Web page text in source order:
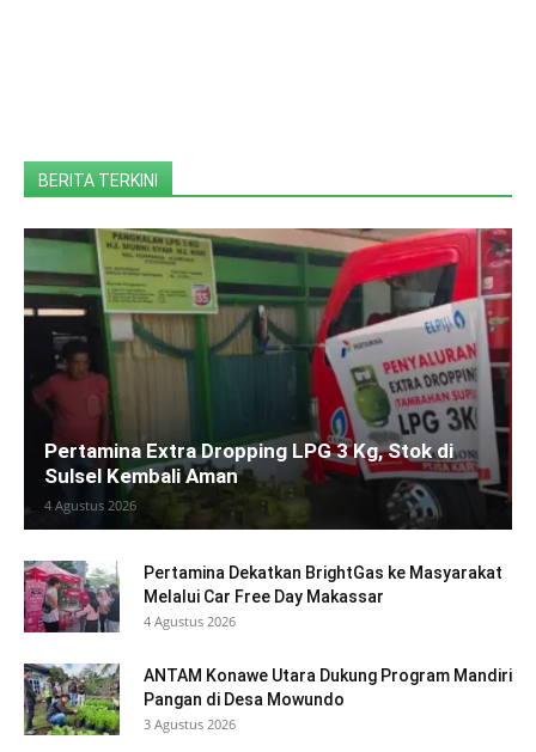
BERITA TERKINI
Pertamina Extra Dropping LPG 3 Kg, Stok di
Sulsel Kembali Aman
4 Agustus 2026
Pertamina Dekatkan BrightGas ke Masyarakat
Melalui Car Free Day Makassar
4 Agustus 2026
ANTAM Konawe Utara Dukung Program Mandiri
Pangan di Desa Mowundo
3 Agustus 2026